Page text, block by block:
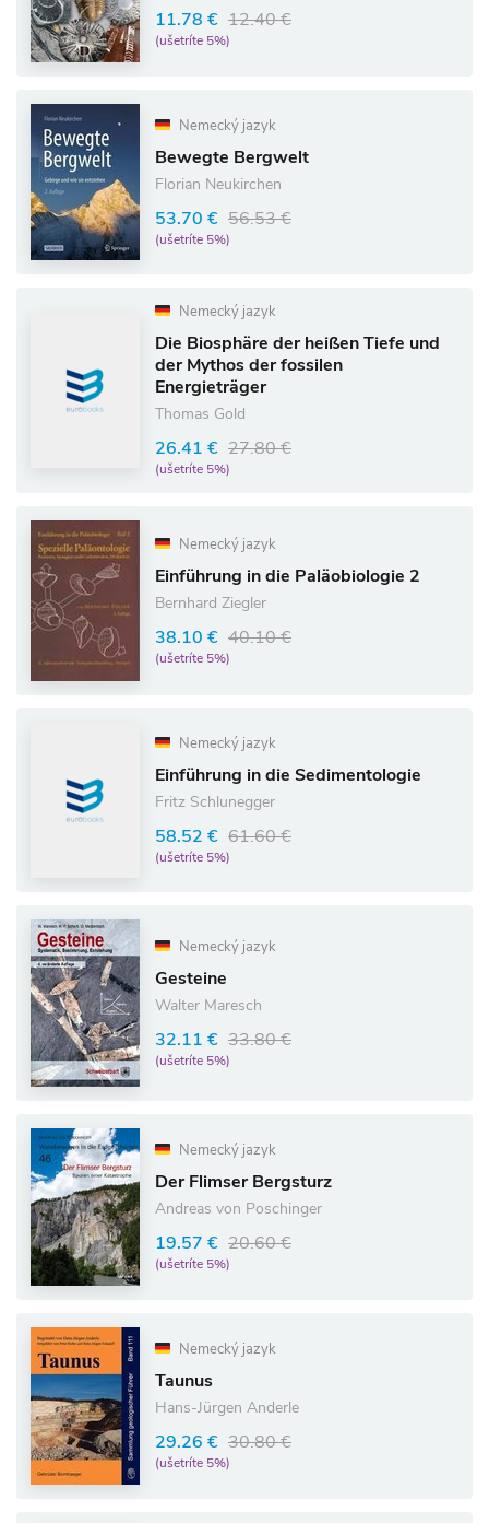
11.78 € 12.40 €
(ušetríte 5%)
Nemecký jazyk
Bewegte Bergwelt
Florian Neukirchen
53.70 € 56.53 €
(ušetríte 5%)
Nemecký jazyk
Die Biosphäre der heißen Tiefe und
der Mythos der fossilen
Energieträger
Thomas Gold
26.41 € 27.80 €
(ušetríte 5%)
Nemecký jazyk
Einführung in die Paläobiologie 2
Bernhard Ziegler
38.10 € 40.10 €
(ušetríte 5%)
Nemecký jazyk
Einführung in die Sedimentologie
Fritz Schlunegger
58.52 € 61.60 €
(ušetríte 5%)
Nemecký jazyk
Gesteine
Walter Maresch
32.11 € 33.80 €
(ušetríte 5%)
Nemecký jazyk
Der Flimser Bergsturz
Andreas von Poschinger
19.57 € 20.60 €
(ušetríte 5%)
Nemecký jazyk
Taunus
Hans-Jürgen Anderle
29.26 € 30.80 €
(ušetríte 5%)